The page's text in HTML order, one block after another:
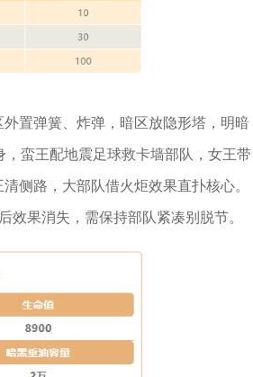
置弹簧、炸弹，暗区放隐形塔，明暗
蛮王配地震足球救卡墙部队，女王带
侧路，大部队借火炬效果直扑核心。
果消失，需保持部队紧凑别脱节。